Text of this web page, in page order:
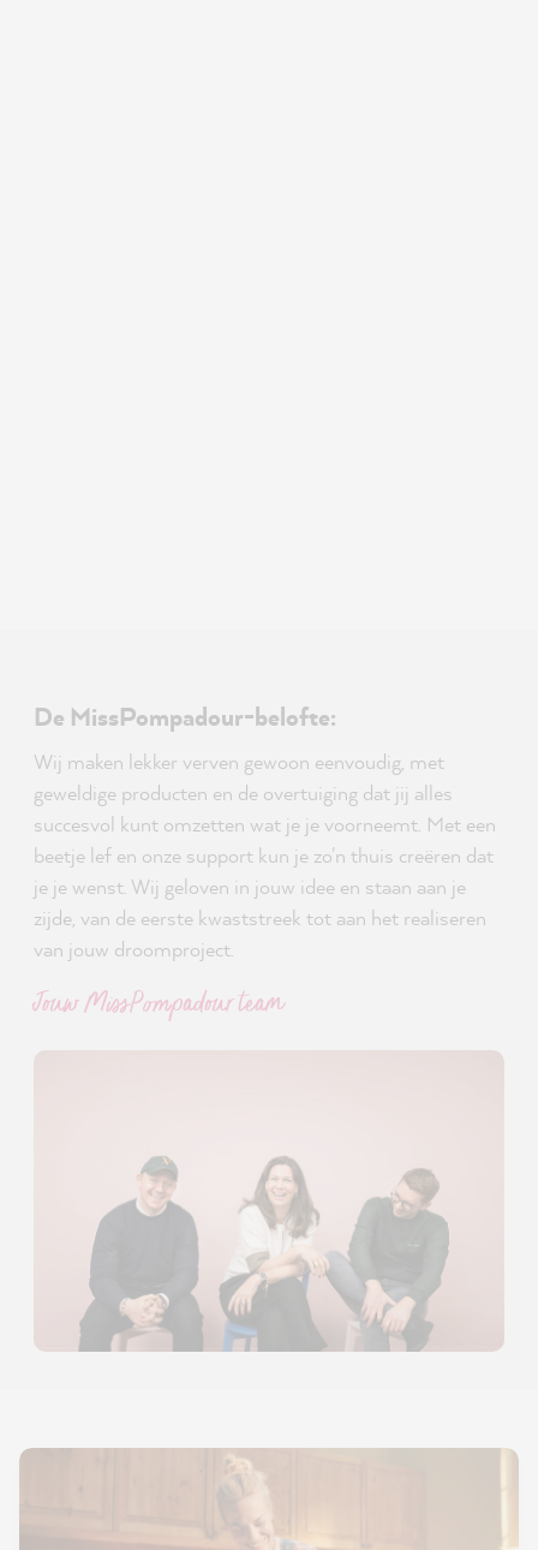
De MissPompadour-belofte:
Wij maken lekker verven gewoon eenvoudig, met
geweldige producten en de overtuiging dat jij alles
succesvol kunt omzetten wat je je voorneemt. Met een
beetje lef en onze support kun je zo'n thuis creëren dat
je je wenst. Wij geloven in jouw idee en staan aan je
zijde, van de eerste kwaststreek tot aan het realiseren
van jouw droomproject.
Jouw MissPompadour team